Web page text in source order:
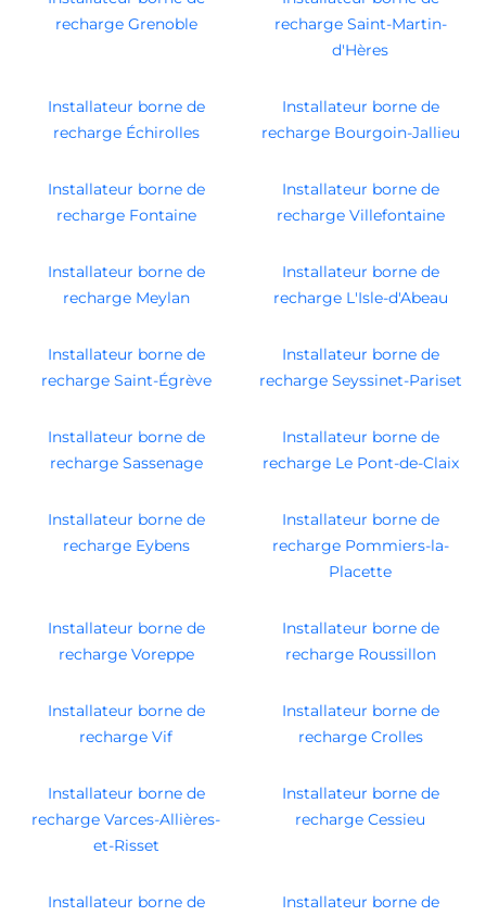
recharge Grenoble
recharge Saint-Martin-
d'Hères
Installateur borne de
recharge Échirolles
Installateur borne de
recharge Bourgoin-Jallieu
Installateur borne de
recharge Fontaine
Installateur borne de
recharge Villefontaine
Installateur borne de
recharge Meylan
Installateur borne de
recharge L'Isle-d'Abeau
Installateur borne de
recharge Saint-Égrève
Installateur borne de
recharge Seyssinet-Pariset
Installateur borne de
recharge Sassenage
Installateur borne de
recharge Le Pont-de-Claix
Installateur borne de
recharge Eybens
Installateur borne de
recharge Pommiers-la-
Placette
Installateur borne de
recharge Voreppe
Installateur borne de
recharge Roussillon
Installateur borne de
recharge Vif
Installateur borne de
recharge Crolles
Installateur borne de
recharge Varces-Allières-
et-Risset
Installateur borne de
recharge Cessieu
Installateur borne de
Installateur borne de